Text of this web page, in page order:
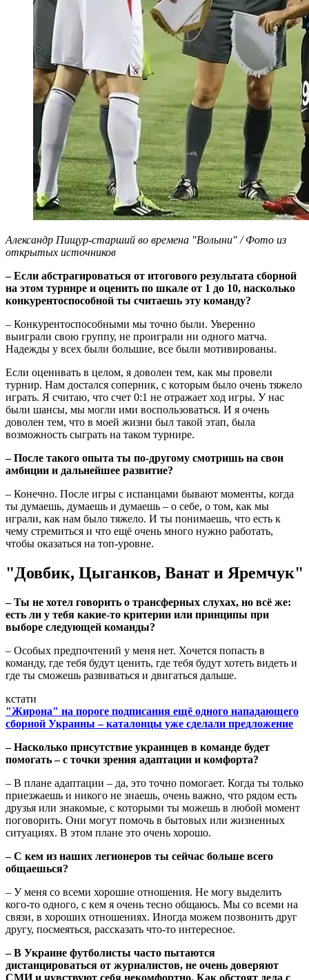
Александр Пищур-старший во времена "Волыни" / Фото из
открытых источников
– Если абстрагироваться от итогового результата сборной
на этом турнире и оценить по шкале от 1 до 10, насколько
конкурентоспособной ты считаешь эту команду?
– Конкурентоспособными мы точно были. Уверенно
выиграли свою группу, не проиграли ни одного матча.
Надежды у всех были большие, все были мотивированы.
Если оценивать в целом, я доволен тем, как мы провели
турнир. Нам достался соперник, с которым было очень тяжело
играть. Я считаю, что счет 0:1 не отражает ход игры. У нас
были шансы, мы могли ими воспользоваться. И я очень
доволен тем, что в моей жизни был такой этап, была
возможность сыграть на таком турнире.
– После такого опыта ты по-другому смотришь на свои
амбиции и дальнейшее развитие?
– Конечно. После игры с испанцами бывают моменты, когда
ты думаешь, думаешь и думаешь – о себе, о том, как мы
играли, как нам было тяжело. И ты понимаешь, что есть к
чему стремиться и что ещё очень много нужно работать,
чтобы оказаться на топ-уровне.
"Довбик, Цыганков, Ванат и Яремчук"
– Ты не хотел говорить о трансферных слухах, но всё же:
есть ли у тебя какие-то критерии или принципы при
выборе следующей команды?
– Особых предпочтений у меня нет. Хочется попасть в
команду, где тебя будут ценить, где тебя будут хотеть видеть и
где ты сможешь развиваться и двигаться дальше.
кстати
"Жирона" на пороге подписания ещё одного нападающего
сборной Украины – каталонцы уже сделали предложение
– Насколько присутствие украинцев в команде будет
помогать – с точки зрения адаптации и комфорта?
– В плане адаптации – да, это точно помогает. Когда ты только
приезжаешь и никого не знаешь, очень важно, что рядом есть
друзья или знакомые, с которыми ты можешь в любой момент
поговорить. Они могут помочь в бытовых или жизненных
ситуациях. В этом плане это очень хорошо.
– С кем из наших легионеров ты сейчас больше всего
общаешься?
– У меня со всеми хорошие отношения. Не могу выделить
кого-то одного, с кем я очень тесно общаюсь. Мы со всеми на
связи, в хороших отношениях. Иногда можем позвонить друг
другу, посмеяться, рассказать что-то интересное.
– В Украине футболисты часто пытаются
дистанцироваться от журналистов, не очень доверяют
СМИ и чувствуют себя некомфортно. Как обстоят дела с